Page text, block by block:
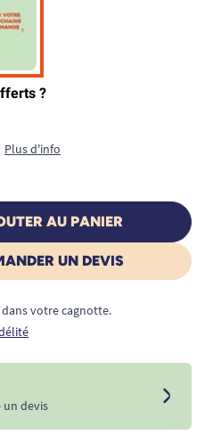
Plus d'info
AU PANIER
UN DEVIS
dans votre cagnotte.
un devis